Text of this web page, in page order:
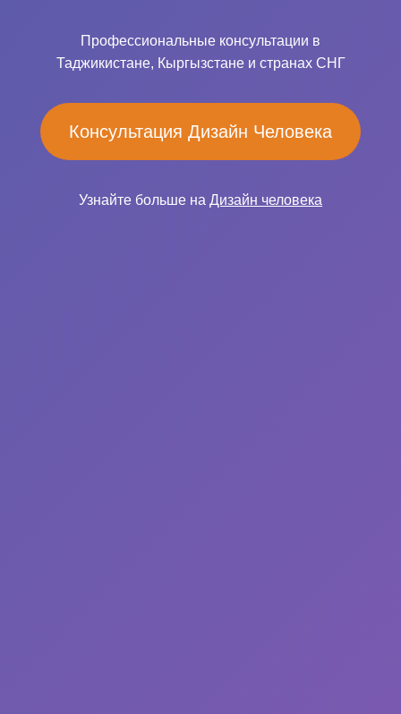
Профессиональные консультации в
Таджикистане, Кыргызстане и странах СНГ
Консультация Дизайн Человека
Узнайте больше на Дизайн человека